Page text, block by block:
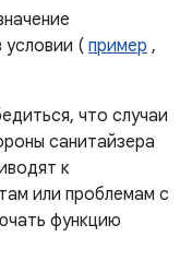
условии ( пример ,
что случаи
санитайзера
к
или проблемам с
функцию